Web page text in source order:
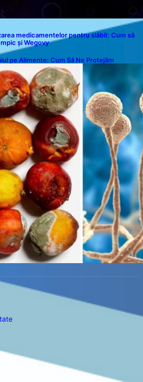
medicamentelor pentru slăbit: Cum să
și Wegovy
pe Alimente: Cum Să Ne Protejăm